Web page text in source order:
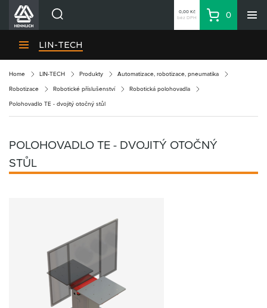
Divize HENNLICH
Blog
O firmě
Kontakty
Nákupní seznam
Partner
0,00 Kč
bez DPH
Košík
0
LIN-TECH
Home LIN-TECH Produkty Automatizace, robotizace, pneumatika
Robotizace Robotické příslušenství Robotická polohovadla
Polohovadlo TE - dvojitý otočný stůl
POLOHOVADLO TE - DVOJITÝ OTOČNÝ
STŮL